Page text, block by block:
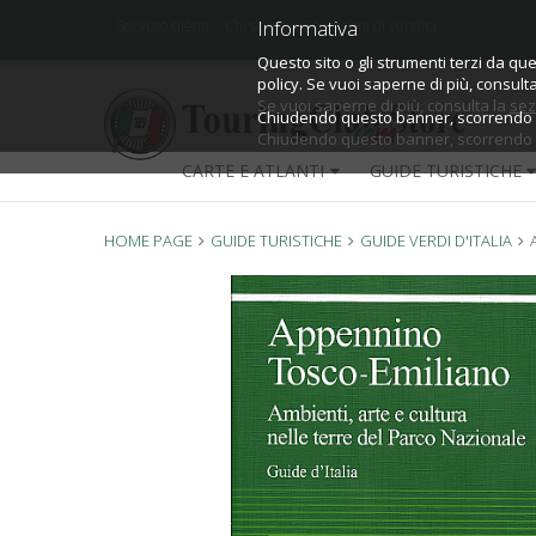
Informativa
Questo sito o gli strumenti terzi da
policy.
Se vuoi saperne di più, consulta la
Chiudendo questo banner,
Informativa
Questo sito o gli strumenti terzi da
policy. Se vuoi saperne di più,
Chiudendo questo banner,
Chi siamo Condizioni di vendita
CARTE E ATLANTI GUIDE TURISTICHE
HOME PAGE GUIDE TURISTICHE GUIDE VERDI D'ITALIA